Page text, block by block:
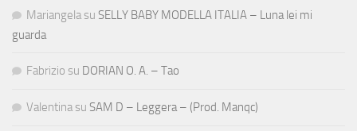
Mariangela su SELLY BABY MODELLA ITALIA – Luna lei mi
guarda
Fabrizio su DORIAN O. A. – Tao
Valentina su SAM D – Leggera – (Prod. Manqc)